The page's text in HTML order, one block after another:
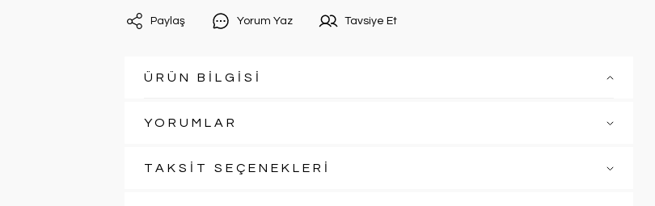
Paylaş Yorum Yaz Tavsiye Et
ÜRÜN BİLGİSİ
YORUMLAR
TAKSİT SEÇENEKLERİ